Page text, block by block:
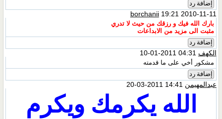
إضافة رد
borchanii19:21 2010-11-11
بارك الله فيك و رزقك من حيث لا تدري
مثبت الى مزيد من الابداعات
إضافة رد
الكهف
مشكور أخي على ما قدمته
إضافة رد
عبدالمهيمن
الله يكرمك ويكرم